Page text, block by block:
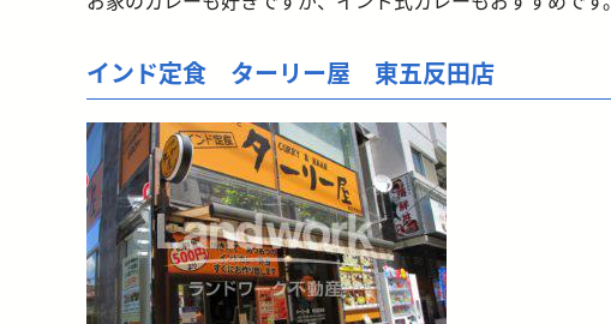
インド定食 ターリー屋 東五反田店